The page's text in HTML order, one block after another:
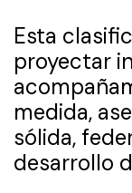
Esta
proyectar
medida,
sólida,
desarrollo